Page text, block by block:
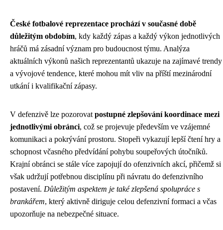
České fotbalové reprezentace prochází v současné době
důležitým obdobím, kdy každý zápas a každý výkon jednotlivých
hráčů má zásadní význam pro budoucnost týmu. Analýza
aktuálních výkonů našich reprezentantů ukazuje na zajímavé trendy
a vývojové tendence, které mohou mít vliv na příští mezinárodní
utkání i kvalifikační zápasy.
V defenzivě lze pozorovat postupné zlepšování koordinace mezi
jednotlivými obránci, což se projevuje především ve vzájemné
komunikaci a pokrývání prostoru. Stopeři vykazují lepší čtení hry a
schopnost včasného předvídání pohybu soupeřových útočníků.
Krajní obránci se stále více zapojují do ofenzivních akcí, přičemž si
však udržují potřebnou disciplínu při návratu do defenzivního
postavení. Důležitým aspektem je také zlepšená spolupráce s
brankářem, který aktivně diriguje celou defenzivní formaci a včas
upozorňuje na nebezpečné situace.